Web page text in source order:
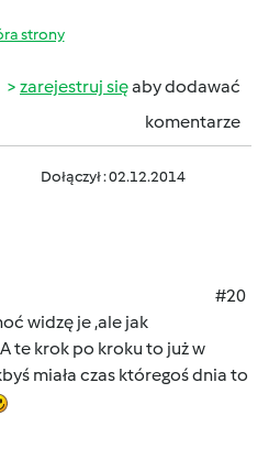
strony
zarejestruj sięaby dodawać
komentarze
Dołączył : 02.12.2014
#20
widzę je ,ale jak
te krok po kroku to już w
miała czas któregoś dnia to